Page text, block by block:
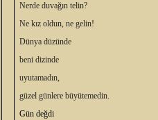
Nerde duvağın telin?
Ne kız oldun, ne gelin!
Dünya düzünde
beni dizinde
uyutamadın,
güzel günlere büyütemedin.
Gün değdi